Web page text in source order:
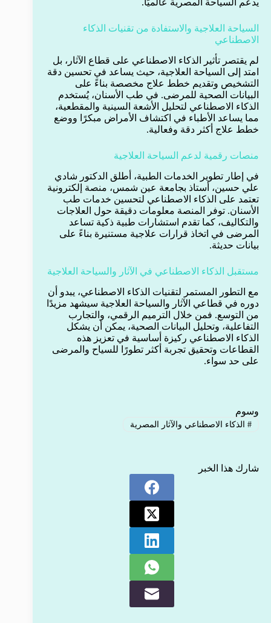
يدعم السياحة المصرية عالميًا.
السياحة العلاجية والاستفادة من تقنيات الذكاء
الاصطناعي
لم يقتصر تأثير الذكاء الاصطناعي على قطاع الآثار، بل
امتد إلى السياحة العلاجية، حيث يساعد في تحسين دقة
التشخيص وتقديم خطط علاج مخصصة بناءً على
البيانات الصحية للمرضى. في طب الأسنان، يُستخدم
الذكاء الاصطناعي لتحليل الأشعة السينية والمقطعية،
مما يساعد الأطباء في اكتشاف الأمراض مبكرًا ووضع
خطط علاج أكثر دقة وفعالية.
منصات رقمية لدعم السياحة العلاجية
في إطار تطوير الخدمات الطبية، أطلق الدكتور شادي
علي حسين، أستاذ بجامعة عين شمس، منصة إلكترونية
تعتمد على الذكاء الاصطناعي لتحسين خدمات طب
الأسنان. توفر المنصة معلومات دقيقة حول العلاجات
والتكاليف، كما تقدم استشارات طبية ذكية تساعد
المرضى في اتخاذ قرارات علاجية مستنيرة بناءً على
بيانات حديثة.
مستقبل الذكاء الاصطناعي في الآثار والسياحة العلاجية
مع التطور المستمر لتقنيات الذكاء الاصطناعي، يبدو أن
دوره في قطاعي الآثار والسياحة العلاجية سيشهد مزيدًا
من التوسع. فمن خلال الترميم الرقمي، والتجارب
التفاعلية، وتحليل البيانات الصحية، يمكن أن يشكل
الذكاء الاصطناعي ركيزة أساسية في تعزيز هذه
القطاعات وتحقيق تجربة أكثر تطورًا للسياح والمرضى
على حد سواء.
وسوم
#الذكاء الاصطناعي والآثار المصرية
شارك هذا الخبر